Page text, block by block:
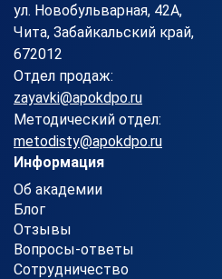
ул. Новобульварная, 42А,
Чита, Забайкальский край,
672012
Отдел продаж:
zayavki@apokdpo.ru
Методический отдел:
metodisty@apokdpo.ru
Информация
Об академии
Блог
Отзывы
Вопросы-ответы
Сотрудничество